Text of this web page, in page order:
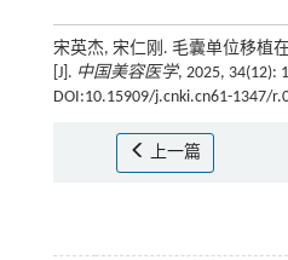
宋英杰, 宋仁刚. 毛囊单位移植
[J]. 中国美容医学, 2025, 34(12):
DOI:10.15909/j.cnki.cn61-1347/
上一篇